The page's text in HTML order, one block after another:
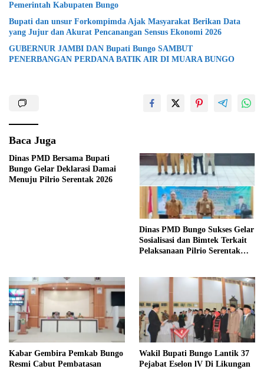
Pemerintah Kabupaten Bungo
Bupati dan unsur Forkompimda Ajak Masyarakat Berikan Data
yang Jujur dan Akurat Pencanangan Sensus Ekonomi 2026
GUBERNUR JAMBI DAN Bupati Bungo SAMBUT
PENERBANGAN PERDANA BATIK AIR DI MUARA BUNGO
Baca Juga
Dinas PMD Bersama Bupati
Bungo Gelar Deklarasi Damai
Menuju Pilrio Serentak 2026
Dinas PMD Bungo Sukses Gelar
Sosialisasi dan Bimtek Terkait
Pelaksanaan Pilrio Serentak
Kabar Gembira Pemkab Bungo
Resmi Cabut Pembatasan
Wakil Bupati Bungo Lantik 37
Pejabat Eselon lV Di Likungan